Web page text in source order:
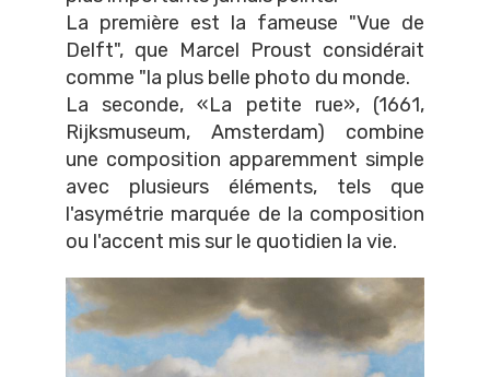
La première est la fameuse "Vue de
Delft", que Marcel Proust considérait
comme "la plus belle photo du monde.
La seconde, «La petite rue», (1661,
Rijksmuseum, Amsterdam) combine
une composition apparemment simple
avec plusieurs éléments, tels que
l'asymétrie marquée de la composition
ou l'accent mis sur le quotidien la vie.